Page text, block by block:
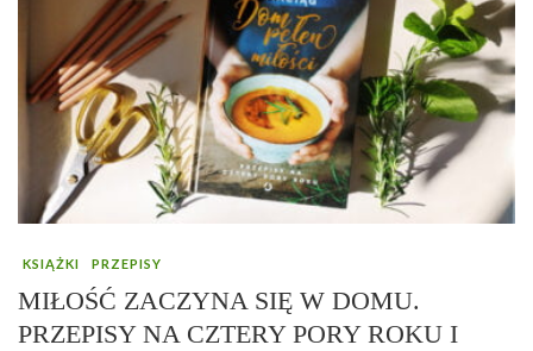
KSIĄŻKI PRZEPISY
MIŁOŚĆ ZACZYNA SIĘ W DOMU.
PRZEPISY NA CZTERY PORY ROKU I